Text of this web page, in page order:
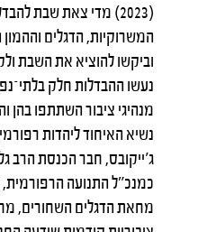
(2023) מדי צאת שבת
המשרוקיות, הדגלים
וביקשו להוציא את השבת
נעשו ההבדלות חלק
מנהיגי ציבור השתתפו בהן
נשיא האיחוד ליהדות
ג'ייקובס, חבר הכנסת הרב
כמנכ"ל התנועה הרפורמית,
מחאת הדגלים השחורים,